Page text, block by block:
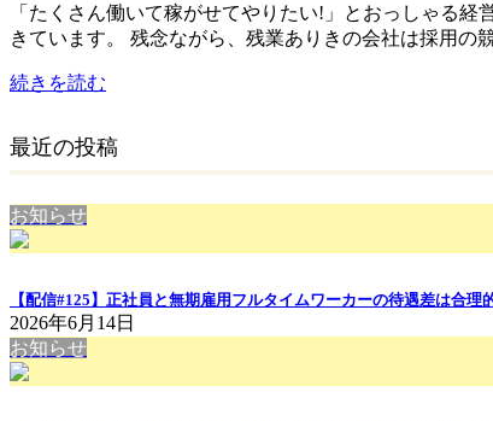
「たくさん働いて稼がせてやりたい!」とおっしゃる
きています。 残念ながら、残業ありきの会社は採用の
続きを読む
最近の投稿
お知らせ
【配信#125】正社員と無期雇用フルタイムワーカーの待遇差は合理
2026年6月14日
お知らせ